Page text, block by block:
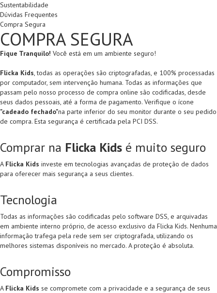
Sustentabilidade
Dúvidas Frequentes
Compra Segura
COMPRA SEGURA
Fique Tranquilo! Você está em um ambiente seguro!
Flicka Kids, todas as operações são criptografadas, e 100% processadas
por computador, sem intervenção humana. Todas as informações que
passam pelo nosso processo de compra online são codificadas, desde
seus dados pessoais, até a forma de pagamento. Verifique o ícone
"cadeado fechado"na parte inferior do seu monitor durante o seu pedido
de compra. Esta segurança é certificada pela PCI DSS.
Comprar na Flicka Kids é muito seguro
A Flicka Kids investe em tecnologias avançadas de proteção de dados
para oferecer mais segurança a seus clientes.
Tecnologia
Todas as informações são codificadas pelo software DSS, e arquivadas
em ambiente interno próprio, de acesso exclusivo da Flicka Kids. Nenhuma
informação trafega pela rede sem ser criptografada, utilizando os
melhores sistemas disponíveis no mercado. A proteção é absoluta.
Compromisso
A Flicka Kids se compromete com a privacidade e a segurança de seus